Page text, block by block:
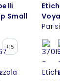
Small
+15